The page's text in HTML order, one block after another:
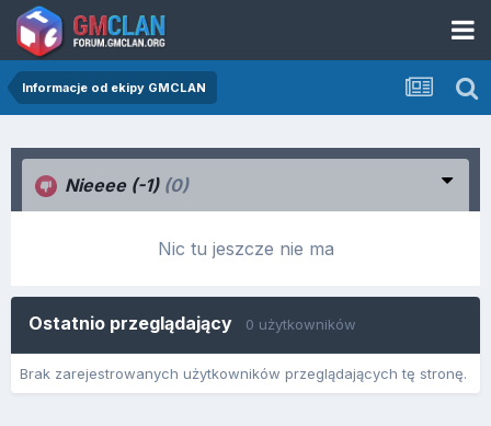
Informacje od ekipy GMCLAN
Nieeee (-1) (0)
Nic tu jeszcze nie ma
Ostatnio przeglądający 0 użytkowników
Brak zarejestrowanych użytkowników przeglądających tę stronę.